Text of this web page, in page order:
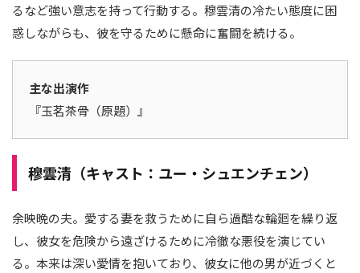
るなど強い意志を持って行動する。穆雲清の冷たい態度に困
惑しながらも、彼を守るために懸命に奮闘を続ける。
主な出演作
『玉茗茶骨（原題）』
穆雲清（キャスト：ユー・シュエンチェン）
余映晩の夫。愛する妻を救うために自ら過酷な輪廻を繰り返
し、彼女を危険から遠ざけるために冷徹な悪役を演じてい
る。本来は深い愛情を抱いており、彼女に他の男が近づくと